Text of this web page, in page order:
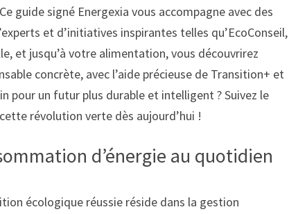
guide signé Energexia vous accompagne avec des
et d’initiatives inspirantes telles qu’EcoConseil,
et jusqu’à votre alimentation, vous découvrirez
concrète, avec l’aide précieuse de Transition+ et
pour un futur plus durable et intelligent ? Suivez le
révolution verte dès aujourd’hui !
d’énergie au quotidien
écologique réussie réside dans la gestion